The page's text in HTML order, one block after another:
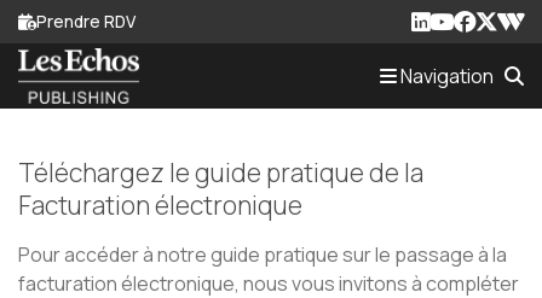
Prendre RDV
Navigation
Contenus éditoriaux
M'informer sur mon secteur
Téléchargez le guide pratique de la
Facturation électronique
Pour accéder à notre guide pratique sur le passage à la
facturation électronique, nous vous invitons à compléter